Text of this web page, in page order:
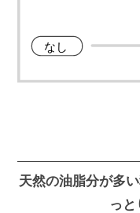
天然の油脂分が多
っと